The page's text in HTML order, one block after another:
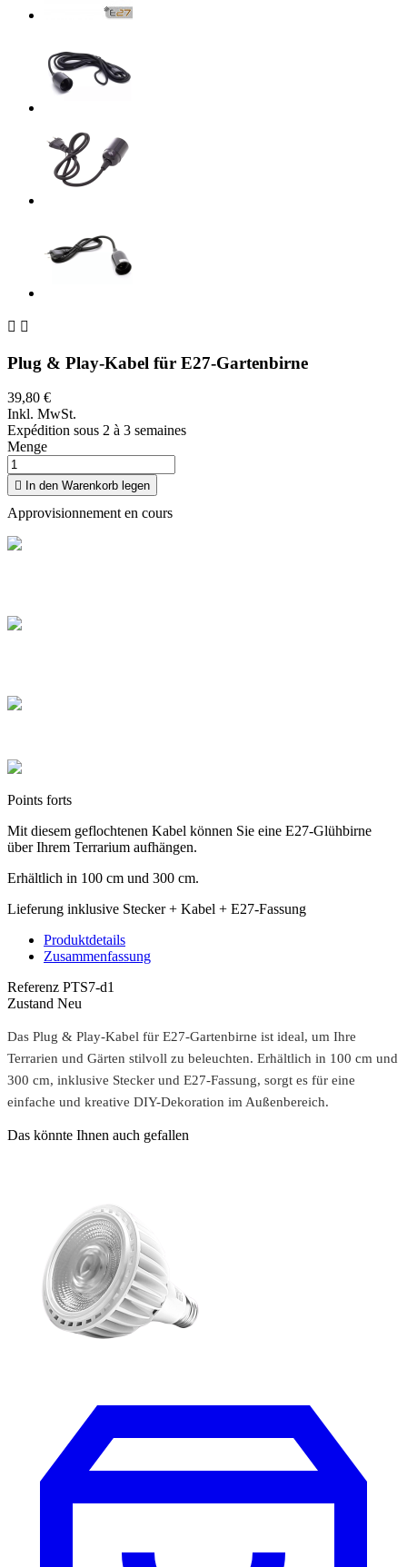
 
Plug & Play-Kabel für E27-Gartenbirne
39,80 €
Inkl. MwSt.
Expédition sous 2 à 3 semaines
Menge
 In den Warenkorb legen
Approvisionnement en cours
Points forts
Mit diesem geflochtenen Kabel können Sie eine E27-Glühbirne
über Ihrem Terrarium aufhängen.
Erhältlich in 100 cm und 300 cm.
Lieferung inklusive Stecker + Kabel + E27-Fassung
Produktdetails
Zusammenfassung
Referenz PTS7-d1
Zustand Neu
Das Plug & Play-Kabel für E27-Gartenbirne ist ideal, um Ihre
Terrarien und Gärten stilvoll zu beleuchten. Erhältlich in 100 cm und
300 cm, inklusive Stecker und E27-Fassung, sorgt es für eine
einfache und kreative DIY-Dekoration im Außenbereich.
Das könnte Ihnen auch gefallen